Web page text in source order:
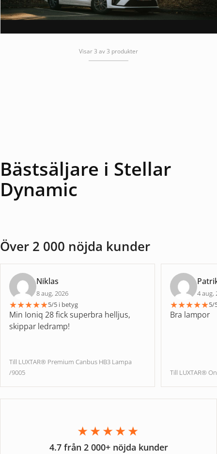
Visar 3 av 3 produkter
Bästsäljare i Stellar
Dynamic
Över 2 000 nöjda kunder
Niklas
8 aug, 2026
★★★★★5/5 i betyg
Min Ioniq 28 fick superbra helljus,
skippar ledramp!
Till LUXTAR® Premium Canbus HB3 Lampa
/9005
4 aug,
★★★★★5/
Bra lampor
Till LUXTAR®
★★★★★
4.7 från 2 000+ nöjda kunder